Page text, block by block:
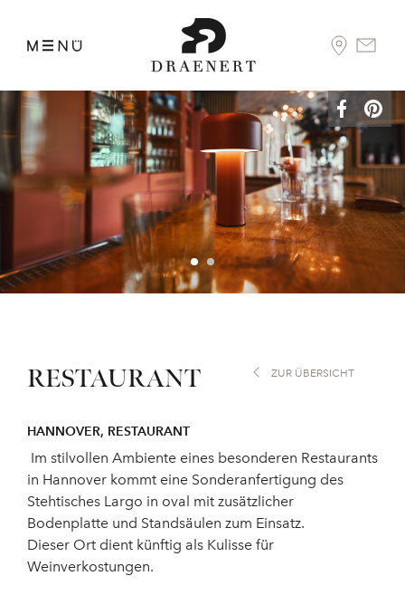
ZUR ÜBERSICHT
RESTAURANT
HANNOVER, RESTAURANT
Im stilvollen Ambiente eines besonderen Restaurants
in Hannover kommt eine Sonderanfertigung des
Stehtisches Largo in oval mit zusätzlicher
Bodenplatte und Standsäulen zum Einsatz.
Dieser Ort dient künftig als Kulisse für
Weinverkostungen.